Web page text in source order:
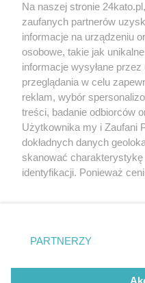
Wydawca mediów lokalnych
Nie zapomnij
zapoznać się z:
polityką prywatności
Twojemiasto
Piekary Śląskie
Chorzów
Tarnowskie Góry
Gliwice
Na naszej stronie
zaufanych partnerów
informacje na urządzeniu
osobowe, takie jak
informacje wysyłane
przeglądania w celu
reklam, wybór
treści, badanie odbiorców
Użytkownika my i Zaufani
dokładnych danych
skanować
identyfikacji. Ponieważ
prywatności znajdujący
. Niektóre rodzaje
zgody użytkownika, ale
takiemu przetwarzaniu.
PARTNERZY